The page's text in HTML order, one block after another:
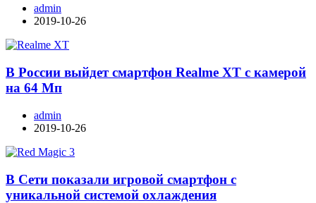
admin
2019-10-26
В России выйдет смартфон Realme XT с камерой
на 64 Мп
admin
2019-10-26
В Сети показали игровой смартфон с
уникальной системой охлаждения